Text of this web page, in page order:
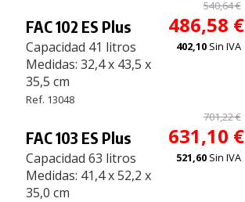
FAC 102 ES Plus
Capacidad 41 litros
Medidas: 32,4 x 43,5 x
35,5 cm
Ref. 13048
540,64 €
486,58 €
402,10 Sin IVA
FAC 103 ES Plus
Capacidad 63 litros
Medidas: 41,4 x 52,2 x
35,0 cm
701,22 €
631,10 €
521,60 Sin IVA